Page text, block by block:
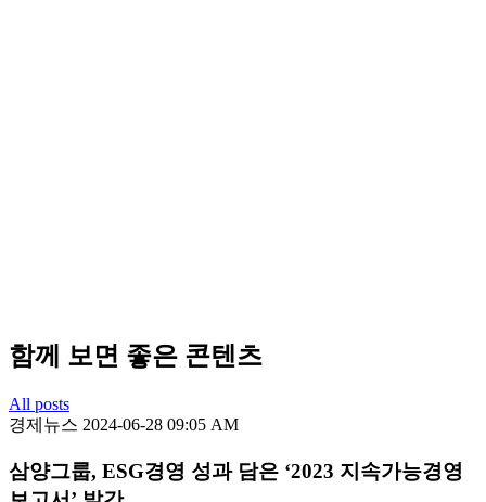
함께 보면 좋은 콘텐츠
All posts
경제뉴스 2024-06-28 09:05 AM
삼양그룹, ESG경영 성과 담은 ‘2023 지속가능경영